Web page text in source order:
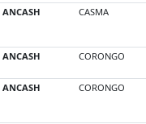
ANCASH CASMA
ANCASH CORONGO
ANCASH CORONGO